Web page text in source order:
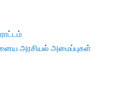
அரசியல் அமைப்புகள்